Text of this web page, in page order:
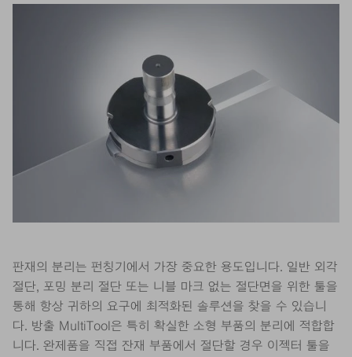
판재의 분리는 펀칭기에서 가장 중요한 용도입니다. 일반 외각
절단, 포밍 분리 절단 또는 니블 마크 없는 절단면을 위한 툴을
통해 항상 귀하의 요구에 최적화된 솔루션을 찾을 수 있습니
다. 방출 MultiTool은 특히 확실한 소형 부품의 분리에 적합합
니다. 완제품을 직접 잔재 부품에서 절단할 경우 이젝터 툴을